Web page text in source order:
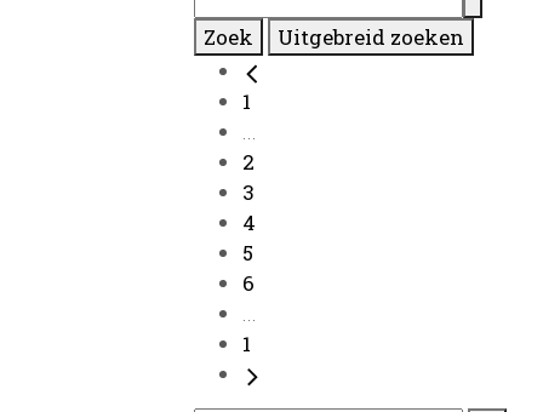
Zoek Uitgebreid zoeken
1
...
2
3
4
5
6
...
1